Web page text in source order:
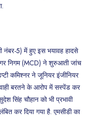
नंबर-5) में हुए इस भयावह हादसे
निगम (MCD) ने शुरुआती जांच
कमिश्नर ने जूनियर इंजीनियर
बरतने के आरोप में सस्पेंड कर
सिंह चौहान को भी प्रभावी
कर दिया गया है. एमसीडी का